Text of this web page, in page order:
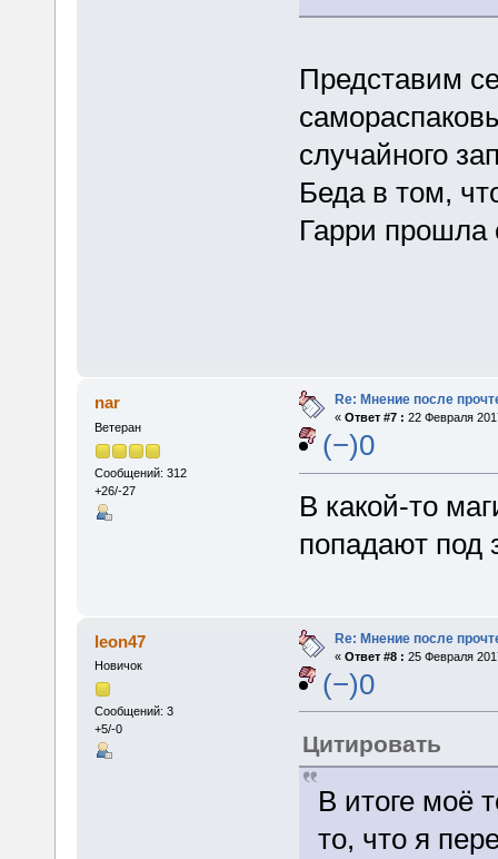
Представим
случайного
Беда в том,
Гарри прошла
nar
Ветеран
Сообщений: 312
+26/-27
Re: Мнение после
« Ответ #7 : 22 Февраля
(−)0
В какой-то
попадают под
leon47
Новичок
Сообщений: 3
+5/-0
Re: Мнение после
« Ответ #8 : 25 Февраля
(−)0
Цитировать
В итоге моё
то, что я